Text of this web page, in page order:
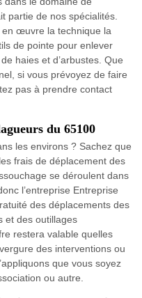
partie de nos spécialités.
en œuvre la technique la
de pointe pour enlever
haies et d’arbustes. Que
si vous prévoyez de faire
pas à prendre contact
du 65100
les environs ? Sachez que
frais de déplacement des
se déroulent dans
l’entreprise Entreprise
des déplacements des
et des outillages
restera valable quelles
des interventions ou
que vous soyez
ou autre.